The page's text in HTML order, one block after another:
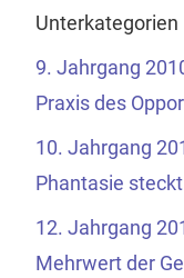
Unterkategorien
9. Jahrgang
Praxis des
10. Jahrgang
Phantasie
12. Jahrgang
Mehrwert der